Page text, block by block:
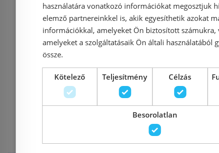
147 900 Ft133 110 Ft
Kosárba
122 000 Ft
Mások
megnézték
használatára vonatkozó információkat megosztjuk
elemző partnereinkkel is, akik egyesíthetik azokat
információkkal, amelyeket Ön biztosított számukra,
amelyeket a szolgáltatásaik Ön általi használatából
össze.
Kötelező Teljesítmény Célzás
Besorolatlan